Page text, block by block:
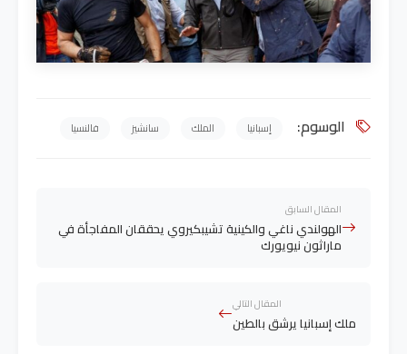
الوسوم: إسبانيا الملك سانشيز فالنسيا
المقال السابق
الهولندي ناغي والكينية تشيبكيروي يحققان المفاجأة في
ماراثون نيويورك
المقال التالي
ملك إسبانيا يرشق بالطين